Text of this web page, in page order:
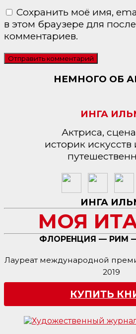
Сохранить моё имя,
в этом браузере для
комментариев.
НЕМНОГО ОБ
ИНГА
Актриса,
историк искусств
ИНГА
МОЯ
ФЛОРЕНЦИЯ — РИМ
Лауреат международной
2019
КУПИТЬ